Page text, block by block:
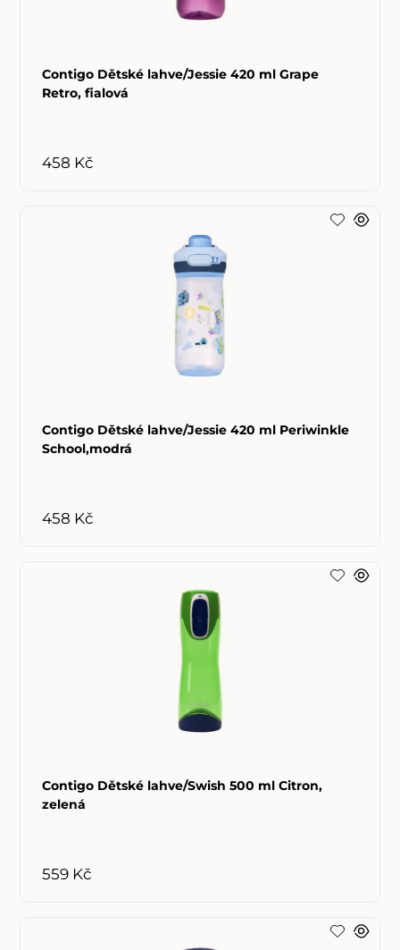
Contigo Dětské lahve/Jessie 420 ml Grape
Retro, fialová
458 Kč
Contigo Dětské lahve/Jessie 420 ml Periwinkle
School,modrá
458 Kč
Contigo Dětské lahve/Swish 500 ml Citron,
zelená
559 Kč